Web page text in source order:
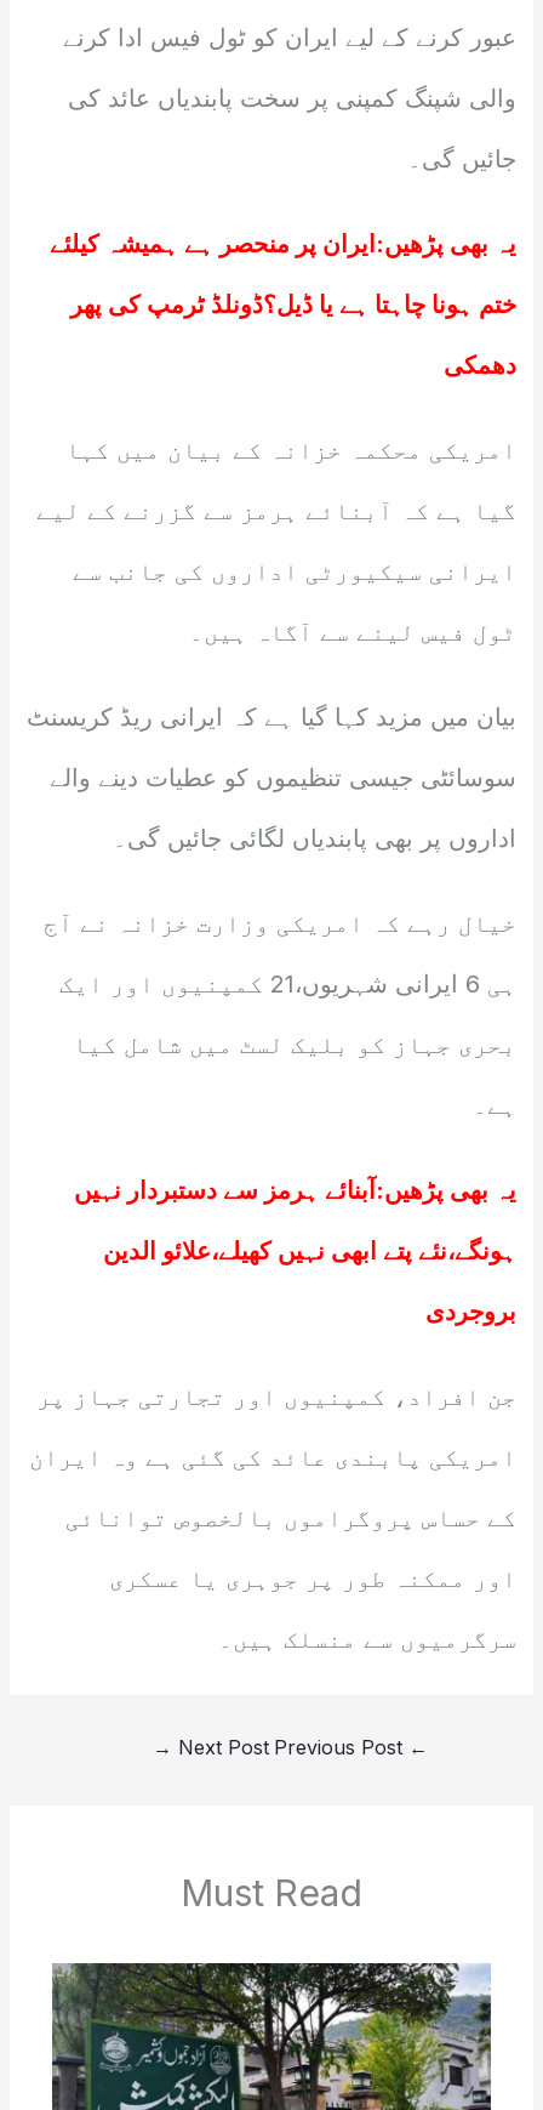
عبور کرنے کے لیے ایران کو ٹول فیس ادا کرنے
والی شپنگ کمپنی پر سخت پابندیاں عائد کی
جائیں گی۔
یہ بھی پڑھیں: ایران پر منحصر ہے ہمیشہ کیلئے
ختم ہونا چاہتا ہے یا ڈیل؟ڈونلڈ ٹرمپ کی پھر
دھمکی
امریکی محکمہ خزانہ کے بیان میں کہا
گیا ہے کہ آبنائے ہرمز سے گزرنے کے لیے
ایرانی سیکیورٹی اداروں کی جانب سے
ٹول فیس لینے سے آگاہ ہیں۔
بیان میں مزید کہا گیا ہے کہ ایرانی ریڈ کریسنٹ
سوسائٹی جیسی تنظیموں کو عطیات دینے والے
اداروں پر بھی پابندیاں لگائی جائیں گی۔
خیال رہے کہ امریکی وزارت خزانہ نے آج
ہی 6 ایرانی شہریوں،21 کمپنیوں اور ایک
بحری جہاز کو بلیک لسٹ میں شامل کیا
ہے۔
یہ بھی پڑھیں: آبنائے ہرمز سے دستبردار نہیں
ہونگے،نئے پتے ابھی نہیں کھیلے،علائو الدین
بروجردی
جن افراد، کمپنیوں اور تجارتی جہاز پر
امریکی پابندی عائد کی گئی ہے وہ ایران
کے حساس پروگراموں بالخصوص توانائی
اور ممکنہ طور پر جوہری یا عسکری
سرگرمیوں سے منسلک ہیں۔
←
Next Post
→
Must Read